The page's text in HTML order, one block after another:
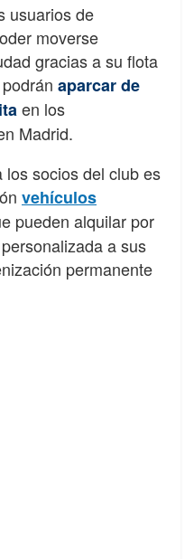
usuarios de
moverse
gracias a su flota
aparcar de
en los
Madrid.
socios del club es
vehículos
pueden alquilar por
a sus
permanente